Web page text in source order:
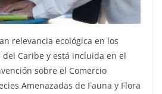
relevancia ecológica en los
Caribe y está incluida en el
sobre el Comercio
Amenazadas de Fauna y Flora